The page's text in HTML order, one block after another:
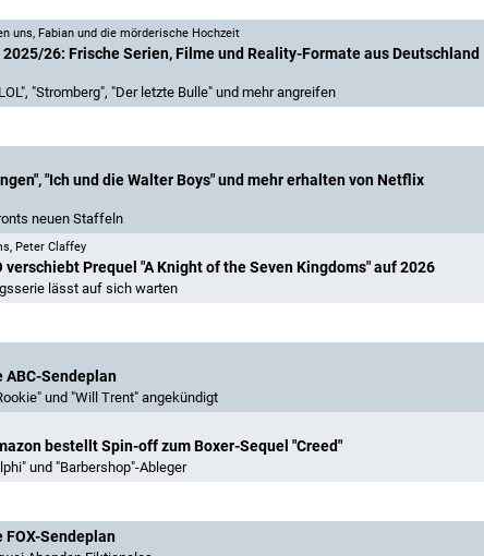
uns, Fabian und die mörderische Hochzeit
26: Frische Serien, Filme und Reality-Formate aus Deutschland
"Stromberg", "Der letzte Bulle" und mehr angreifen
"Ich und die Walter Boys" und mehr erhalten von Netflix
neuen Staffeln
, Peter Claffey
verschiebt Prequel "A Knight of the Seven Kingdoms" auf 2026
lässt auf sich warten
ABC-Sendeplan
und "Will Trent" angekündigt
bestellt Spin-off zum Boxer-Sequel "Creed"
und "Barbershop"-Ableger
FOX-Sendeplan